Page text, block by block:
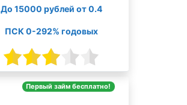
До 15000 рублей от 0.4
ПСК 0-292% годовых
Первый займ бесплатно!